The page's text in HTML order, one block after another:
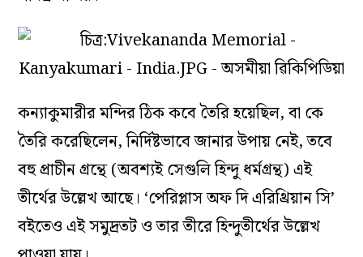
কন্যাকুমারীর মন্দির ঠিক কবে তৈরি হয়েছিল, বা কে
তৈরি করেছিলেন, নির্দিষ্টভাবে জানার উপায় নেই, তবে
বহু প্রাচীন গ্রন্থে (অবশ্যই সেগুলি হিন্দু ধর্মগ্রন্থ) এই
তীর্থের উল্লেখ আছে। ‘পেরিপ্লাস অফ দি এরিথ্রিয়ান সি’
বইতেও এই সমুদ্রতট ও তার তীরে হিন্দুতীর্থের উল্লেখ